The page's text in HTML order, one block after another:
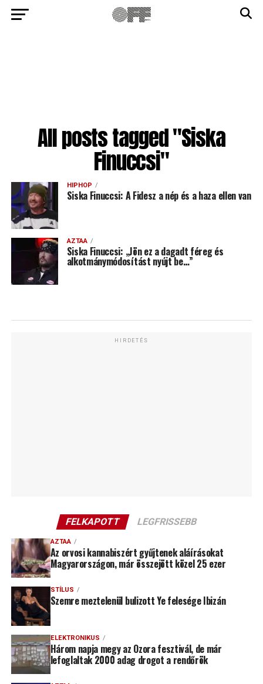
All posts tagged "Siska
Finuccsi"
HIPHOP
Siska Finuccsi: A Fidesz a nép és a haza ellen van
AZTAA
Siska Finuccsi: „Jön ez a dagadt féreg és
alkotmánymódosítást nyújt be…”
HIRDETÉS
FELKAPOTT LEGFRISSEBB
AZTAA
Az orvosi kannabiszért gyűjtenek aláírásokat
Magyarországon, már összejött közel 25 ezer
STÍLUS
Szemre meztelenül bulizott Ye felesége Ibizán
ELEKTRONIKUS
Három napja megy az Ozora fesztivál, de már
lefoglaltak 2000 adag drogot a rendőrök